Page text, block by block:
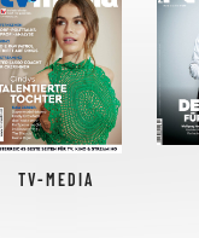
TV-MEDIA